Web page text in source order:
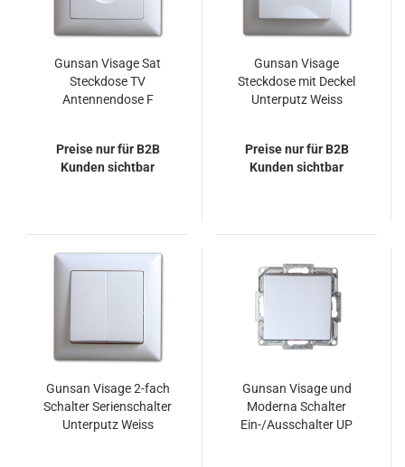
Gunsan Visage Sat
Steckdose TV
Antennendose F
Preise nur für B2B
Kunden sichtbar
Gunsan Visage
Steckdose mit Deckel
Unterputz Weiss
Preise nur für B2B
Kunden sichtbar
Gunsan Visage 2-fach
Schalter Serienschalter
Unterputz Weiss
Gunsan Visage und
Moderna Schalter
Ein-/Ausschalter UP